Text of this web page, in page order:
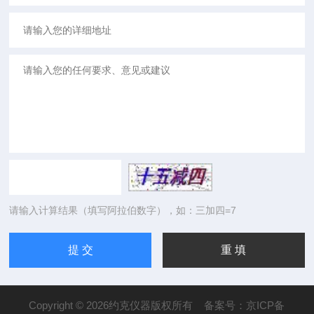
请输入计算结果（填写阿拉伯数字），如：三加四=7
Copyright © 2026约克仪器版权所有 备案号：京ICP备